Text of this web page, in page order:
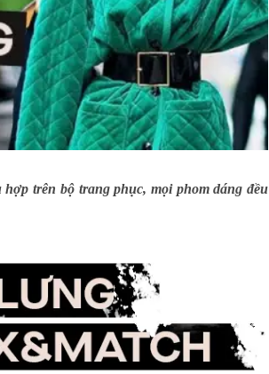
trên bộ trang phục, mọi phom dáng đều